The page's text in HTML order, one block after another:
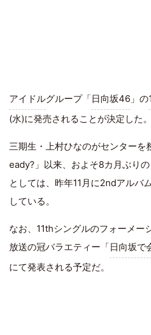
アイドルグループ「日向坂46 」の
(水)に発売されることが決定した。
三期生・上村ひなのがセンター
eady?」以来、およそ8カ月ぶり
としては、昨年11月に2ndアルバ
している。
なお、11thシングルのフォーメー
放送の冠バラエティー「日向坂で
にて発表される予定だ。